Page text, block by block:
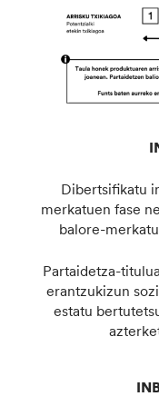
Dibertsifikatu
merkatuen fase
balore-
Partaidetza-
erantzukizun
estatu